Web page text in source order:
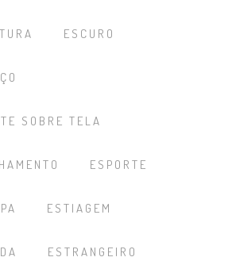
ESCURO
SOBRE TELA
ESPORTE
ESTIAGEM
ESTRANGEIRO